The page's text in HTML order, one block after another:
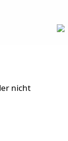
nicht